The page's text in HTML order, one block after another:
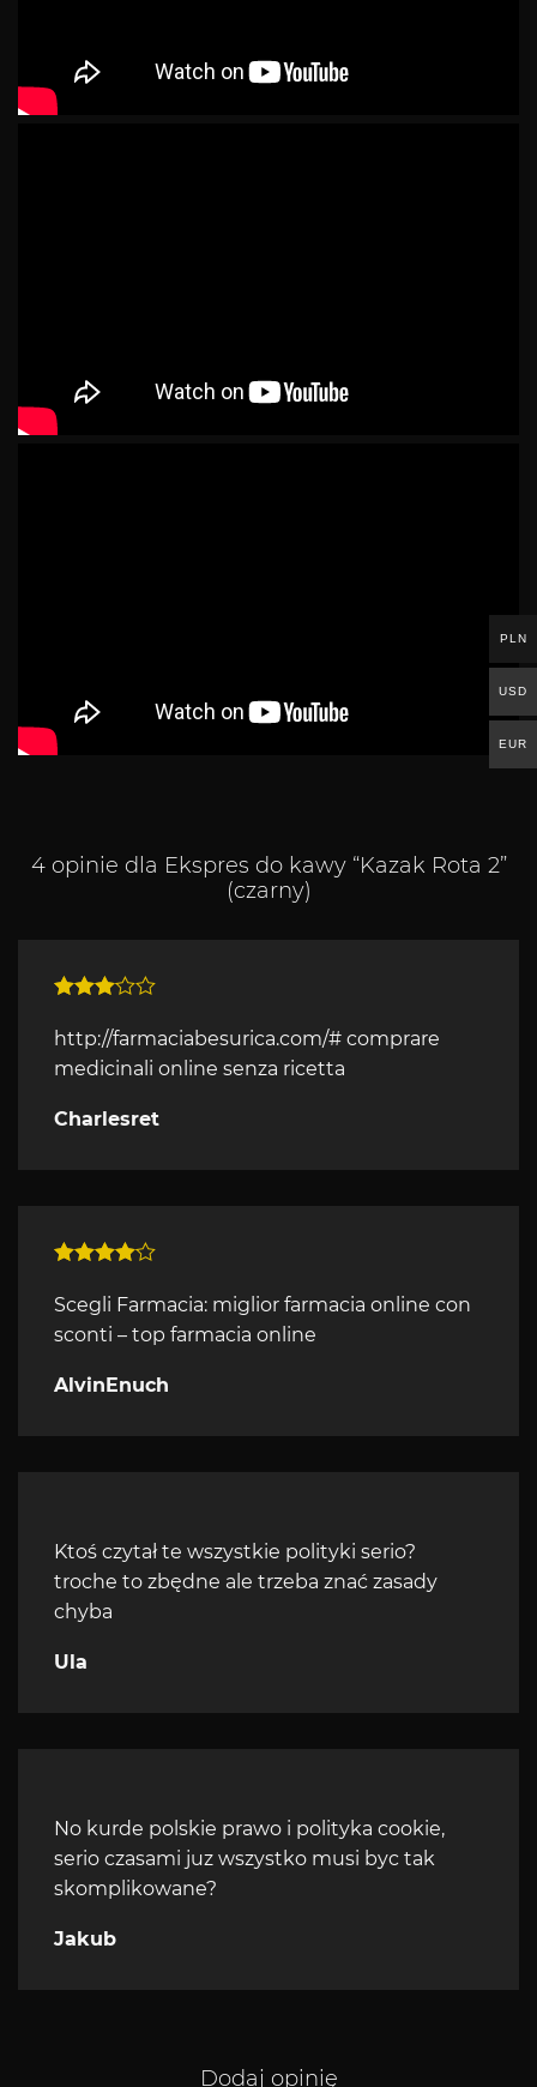
4 opinie dla Ekspres do kawy “Kazak Rota 2”
(czarny)
3na 5
http://farmaciabesurica.com/# comprare
medicinali online senza ricetta
Charlesret
4na 5
Scegli Farmacia: miglior farmacia online con
sconti – top farmacia online
AlvinEnuch
Ktoś czytał te wszystkie polityki serio?
troche to zbędne ale trzeba znać zasady
chyba
Ula
No kurde polskie prawo i polityka cookie,
serio czasami juz wszystko musi byc tak
skomplikowane?
Jakub
Dodaj opinię
PLN
USD
EUR